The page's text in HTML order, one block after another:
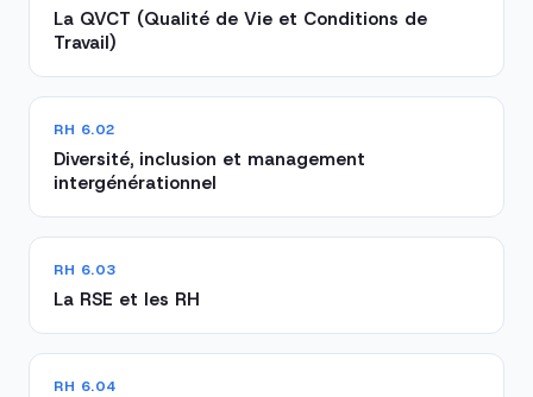
La QVCT (Qualité de Vie et Conditions de
Travail)
RH 6.02
Diversité, inclusion et management
intergénérationnel
RH 6.03
La RSE et les RH
RH 6.04